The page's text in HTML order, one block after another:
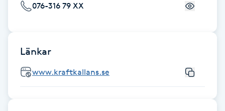
Friskvård
Friskvårdsmassage
076-316 79 XX
Länkar
www.kraftkallans.se